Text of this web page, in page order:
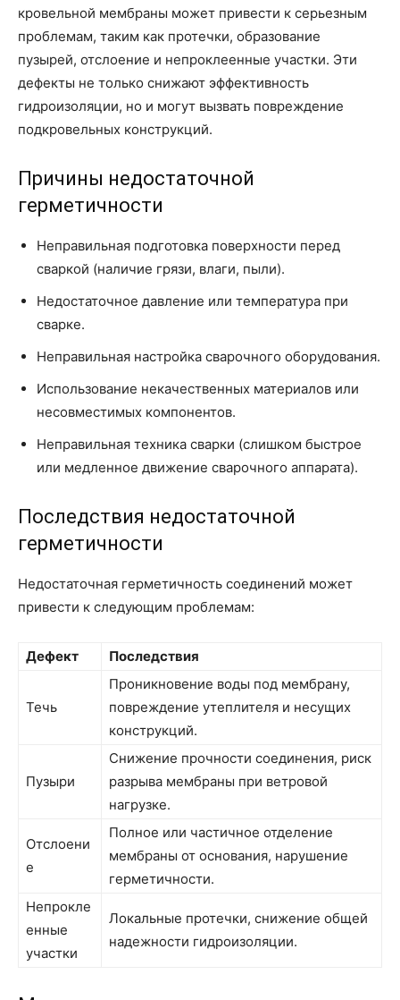
кровельной мембраны может привести к серьезным
проблемам, таким как протечки, образование
пузырей, отслоение и непроклеенные участки. Эти
дефекты не только снижают эффективность
гидроизоляции, но и могут вызвать повреждение
подкровельных конструкций.
Причины недостаточной
герметичности
Неправильная подготовка поверхности перед
сваркой (наличие грязи, влаги, пыли).
Недостаточное давление или температура при
сварке.
Неправильная настройка сварочного оборудования.
Использование некачественных материалов или
несовместимых компонентов.
Неправильная техника сварки (слишком быстрое
или медленное движение сварочного аппарата).
Последствия недостаточной
герметичности
Недостаточная герметичность соединений может
привести к следующим проблемам:
Дефект Последствия
Течь
Проникновение воды под мембрану,
повреждение утеплителя и несущих
конструкций.
Пузыри
Снижение прочности соединения, риск
разрыва мембраны при ветровой
нагрузке.
Отслоени
е
Полное или частичное отделение
мембраны от основания, нарушение
герметичности.
Непрокле
енные
участки
Локальные протечки, снижение общей
надежности гидроизоляции.